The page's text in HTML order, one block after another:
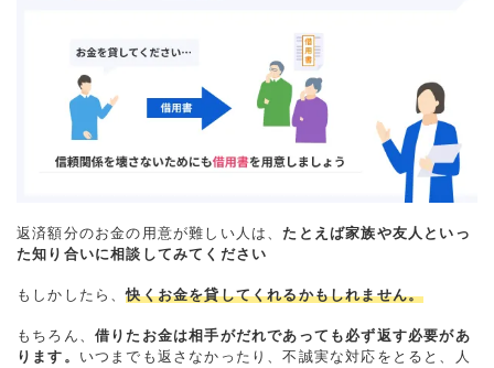
返済額分のお金の用意が難しい人は、たとえば家族や友人といっ
た知り合いに相談してみてください
もしかしたら、快くお金を貸してくれるかもしれません。
もちろん、 借りたお金は相手がだれであっても必ず返す必要があ
ります。 いつまでも返さなかったり、不誠実な対応をとると、人